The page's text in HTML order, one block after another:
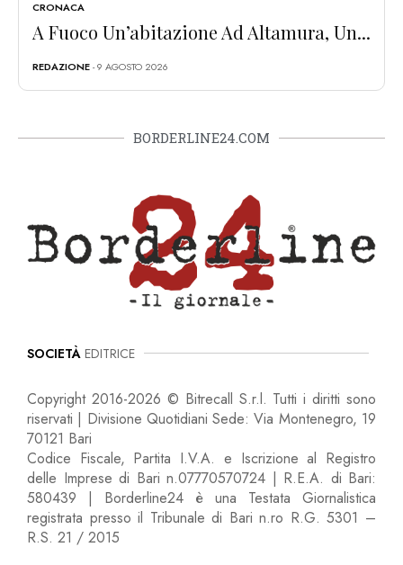
CRONACA
A Fuoco Un’abitazione Ad Altamura, Un...
REDAZIONE- 9 AGOSTO 2026
BORDERLINE24.COM
SOCIETÀ EDITRICE
Copyright 2016-2026 © Bitrecall S.r.l. Tutti i diritti sono
riservati | Divisione Quotidiani Sede: Via Montenegro, 19
70121 Bari
Codice Fiscale, Partita I.V.A. e Iscrizione al Registro
delle Imprese di Bari n.07770570724 | R.E.A. di Bari:
580439 | Borderline24 è una Testata Giornalistica
registrata presso il Tribunale di Bari n.ro R.G. 5301 –
R.S. 21 / 2015